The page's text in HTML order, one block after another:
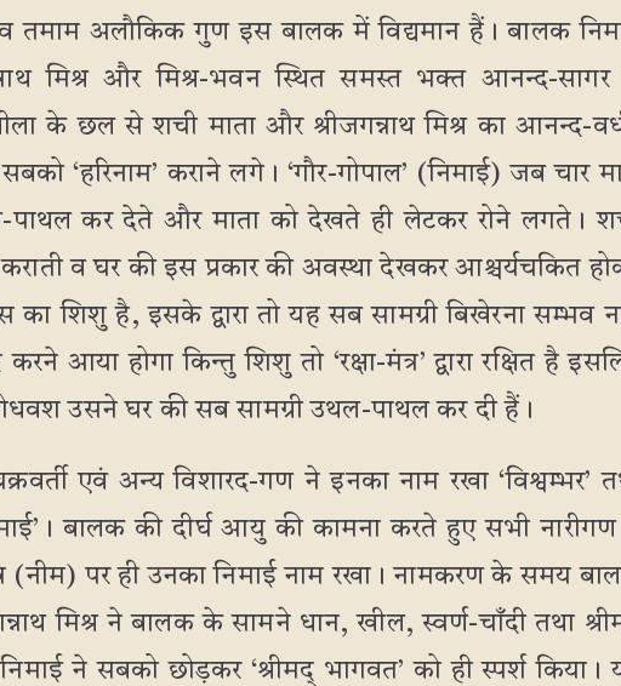
व तमाम अलौकिक गुण इस बालक में विद्यमान हैं। बालक
मिश्र और मिश्र-भवन स्थित समस्त भक्त आनन्द-
के छल से शची माता और श्रीजगन्नाथ मिश्र का आनन्द-
‘हरिनाम’ कराने लगे। ‘गौर-गोपाल’ (निमाई) जब चार
कर देते और माता को देखते ही लेटकर रोने लगते।
कराती व घर की इस प्रकार की अवस्था देखकर आश्चर्यचकित
का शिशु है, इसके द्वारा तो यह सब सामग्री बिखेरना सम्भव
आया होगा किन्तु शिशु तो ‘रक्षा-मंत्र’ द्वारा रक्षित है
उसने घर की सब सामग्री उथल-पाथल कर दी हैं।
एवं अन्य विशारद-गण ने इनका नाम रखा ‘विश्वम्भर’
बालक की दीर्घ आयु की कामना करते हुए सभी
पर ही उनका निमाई नाम रखा। नामकरण के समय
मिश्र ने बालक के सामने धान, खील, स्वर्ण-चाँदी तथा
ने सबको छोड़कर ‘श्रीमद् भागवत’ को ही स्पर्श किया।